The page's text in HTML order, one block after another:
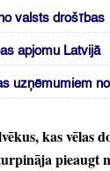
valsts drošības
apjomu Latvijā
uzņēmumiem
kas vēlas
pieaugt